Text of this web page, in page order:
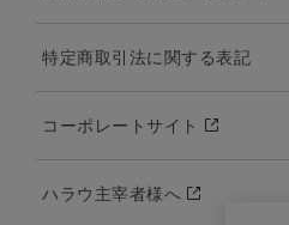
特定商取引法に関する表記
コーポレートサイト
ハラウ主宰者様へ